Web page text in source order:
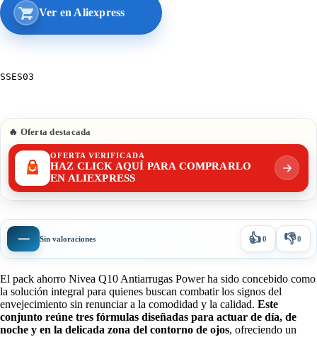
Ver en Aliexpress
SSES03
🔥 Oferta destacada
OFERTA VERIFICADA
HAZ CLICK AQUÍ PARA COMPRARLO
EN ALIEXPRESS
— Sin valoraciones 👍0 👎0
El pack ahorro Nivea Q10 Antiarrugas Power ha sido concebido como
la solución integral para quienes buscan combatir los signos del
envejecimiento sin renunciar a la comodidad y la calidad. Este
conjunto reúne tres fórmulas diseñadas para actuar de día, de
noche y en la delicada zona del contorno de ojos, ofreciendo un